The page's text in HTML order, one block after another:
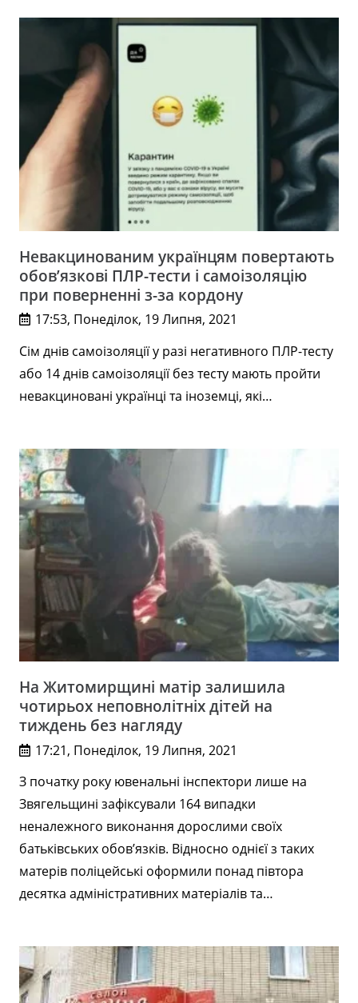
Невакцинованим українцям повертають
обов’язкові ПЛР-тести і самоізоляцію
при поверненні з-за кордону
17:53, Понеділок, 19 Липня, 2021
Сім днів самоізоляції у разі негативного ПЛР-тесту
або 14 днів самоізоляції без тесту мають пройти
невакциновані українці та іноземці, які…
На Житомирщині матір залишила
чотирьох неповнолітніх дітей на
тиждень без нагляду
17:21, Понеділок, 19 Липня, 2021
З початку року ювенальні інспектори лише на
Звягельщині зафіксували 164 випадки
неналежного виконання дорослими своїх
батьківських обов’язків. Відносно однієї з таких
матерів поліцейські оформили понад півтора
десятка адміністративних матеріалів та…